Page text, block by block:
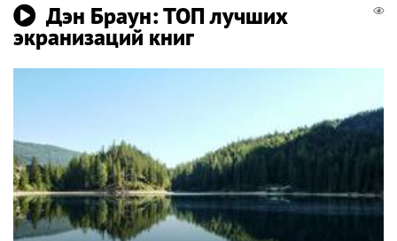
Дэн Браун: ТОП лучших
экранизаций книг